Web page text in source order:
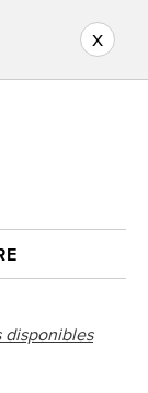
x
disponibles